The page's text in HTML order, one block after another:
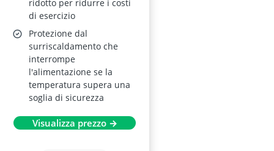
ridotto per ridurre i costi
di esercizio
Protezione dal
surriscaldamento che
interrompe
l'alimentazione se la
temperatura supera una
soglia di sicurezza
Visualizza prezzo →